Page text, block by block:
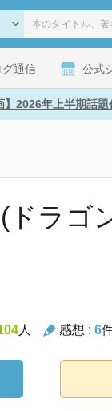
グ通信 公式
】2026年上半期話
ラゴ
人 感想 : 6